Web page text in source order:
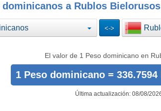
a Rublos Bielorusos
El valor de 1 Peso dominicano en
1 Peso dominicano =
Última actualización: 08/08/